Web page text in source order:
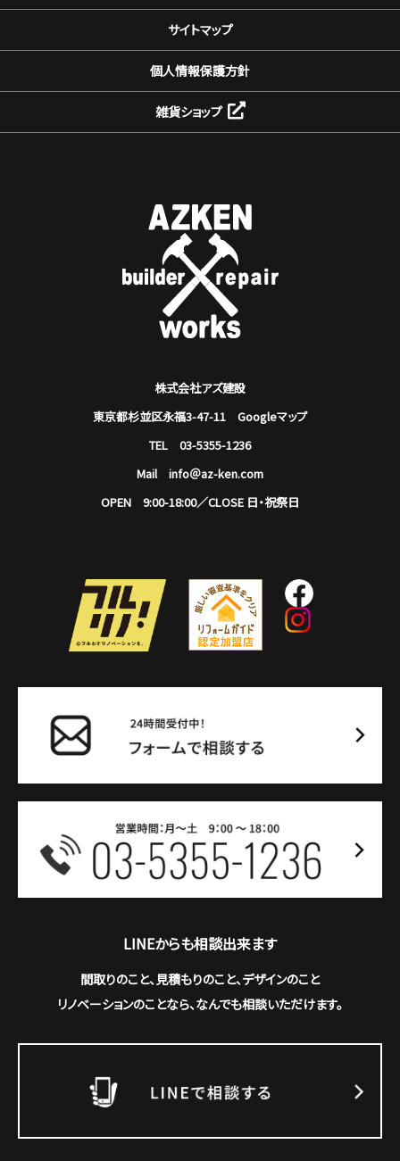
サイトマップ
個人情報保護方針
雑貨ショップ
株式会社アズ建設
東京都杉並区永福3-47-11 Googleマップ
TEL 03-5355-1236
Mail info＠az-ken.com
OPEN 9:00-18:00／CLOSE 日・祝祭日
LINEからも相談出来ます
間取りのこと、見積もりのこと、デザインのこと
リノベーションのことなら、なんでも相談いただけます。